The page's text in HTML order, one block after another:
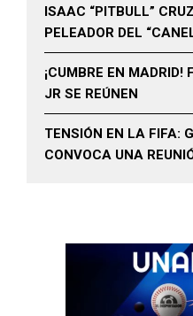
ISAAC “PITBULL”
PELEADOR DEL
¡CUMBRE EN MADRID!
JR SE REÚNEN
TENSIÓN EN LA FIFA:
CONVOCA UNA